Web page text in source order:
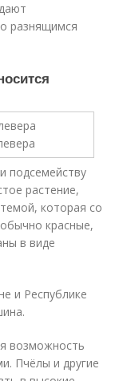
разнящимся
подсемейству
растение,
которая со
красные,
в виде
и Республике
возможность
Пчёлы и другие